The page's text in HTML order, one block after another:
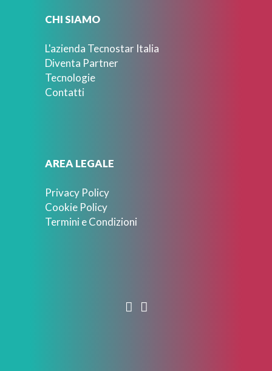
CHI SIAMO
L'azienda Tecnostar Italia
Diventa Partner
Tecnologie
Contatti
AREA LEGALE
Privacy Policy
Cookie Policy
Termini e Condizioni